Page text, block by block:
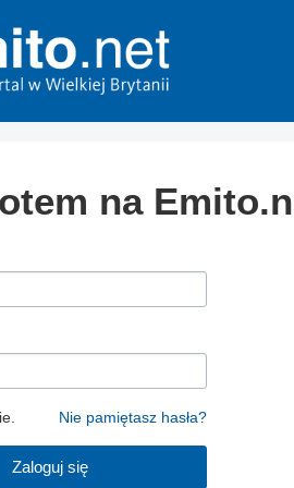
na
Nie pamiętasz hasła?
Zaloguj się